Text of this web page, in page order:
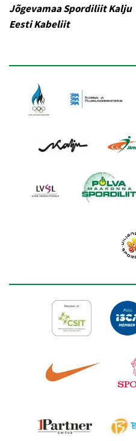
Jõgevamaa Spordiliit Kalju
Eesti Kabeliit